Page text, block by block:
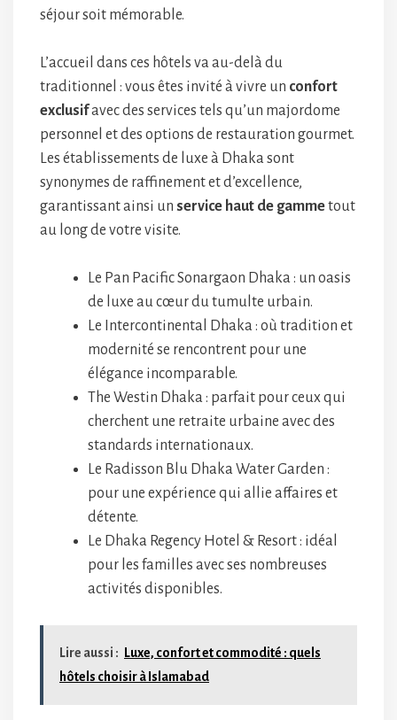
séjour soit mémorable.
L’accueil dans ces hôtels va au-delà du
traditionnel : vous êtes invité à vivre un confort
exclusifavec des services tels qu’un majordome
personnel et des options de restauration gourmet.
Les établissements de luxe à Dhaka sont
synonymes de raffinement et d’excellence,
garantissant ainsi un service haut de gammetout
au long de votre visite.
Le Pan Pacific Sonargaon Dhaka : un oasis
de luxe au cœur du tumulte urbain.
Le Intercontinental Dhaka : où tradition et
modernité se rencontrent pour une
élégance incomparable.
The Westin Dhaka : parfait pour ceux qui
cherchent une retraite urbaine avec des
standards internationaux.
Le Radisson Blu Dhaka Water Garden :
pour une expérience qui allie affaires et
détente.
Le Dhaka Regency Hotel & Resort : idéal
pour les familles avec ses nombreuses
activités disponibles.
Lire aussi :
Luxe, confort et commodité : quels
hôtels choisir à Islamabad